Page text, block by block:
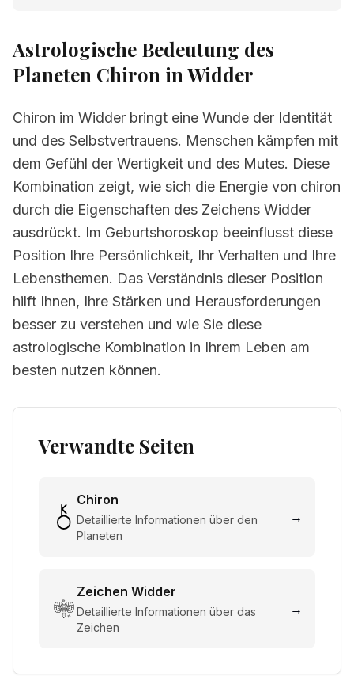
2. Verwandte Seiten
Astrologische Bedeutung des
Planeten Chiron in Widder
Chiron im Widder bringt eine Wunde der Identität
und des Selbstvertrauens. Menschen kämpfen mit
dem Gefühl der Wertigkeit und des Mutes. Diese
Kombination zeigt, wie sich die Energie von chiron
durch die Eigenschaften des Zeichens Widder
ausdrückt. Im Geburtshoroskop beeinflusst diese
Position Ihre Persönlichkeit, Ihr Verhalten und Ihre
Lebensthemen. Das Verständnis dieser Position
hilft Ihnen, Ihre Stärken und Herausforderungen
besser zu verstehen und wie Sie diese
astrologische Kombination in Ihrem Leben am
besten nutzen können.
Verwandte Seiten
Chiron
Detaillierte Informationen über den
Planeten
→
Zeichen Widder
Detaillierte Informationen über das
Zeichen
→